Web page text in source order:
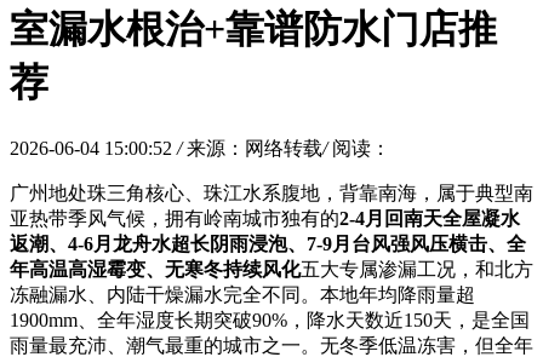
室漏水根治+靠谱防水门店推
荐
2026-06-04 15:00:52 / 来源：网络转载/ 阅读：
广州地处珠三角核心、珠江水系腹地，背靠南海，属于典型南
亚热带季风气候，拥有岭南城市独有的2-4月回南天全屋凝水
返潮、4-6月龙舟水超长阴雨浸泡、7-9月台风强风压横击、全
年高温高湿霉变、无寒冬持续风化五大专属渗漏工况，和北方
冻融漏水、内陆干燥漏水完全不同。本地年均降雨量超
1900mm、全年湿度长期突破90%，降水天数近150天，是全国
雨量最充沛、潮气最重的城市之一。无冬季低温冻害，但全年